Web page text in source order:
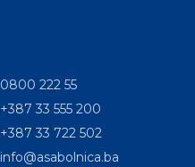
0800 222 55
+387 33 555 200
+387 33 722 502
info@asabolnica.ba